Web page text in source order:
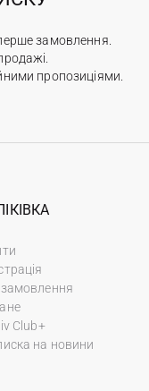
замовлення.
пропозиціями.
Club+
на новини